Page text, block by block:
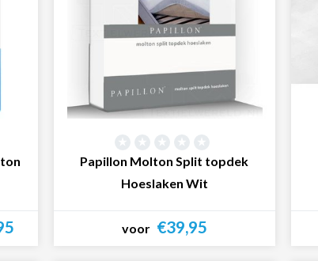
Papillon Molton Split topdek
Hoeslaken Wit
voor €39,95